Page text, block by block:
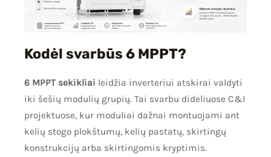
Kodėl svarbūs 6 MPPT?
6 MPPT sekikliai leidžia inverteriui atskirai valdyti
iki šešių modulių grupių. Tai svarbu dideliuose C&I
projektuose, kur moduliai dažnai montuojami ant
kelių stogo plokštumų, kelių pastatų, skirtingų
konstrukcijų arba skirtingomis kryptimis.